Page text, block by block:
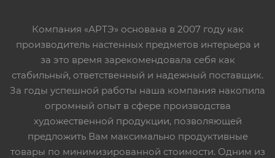
Компания «АРТЭ» основана в 2007 году как
производитель настенных предметов интерьера и
за это время зарекомендовала себя как
стабильный, ответственный и надежный поставщик.
За годы успешной работы наша компания накопила
огромный опыт в сфере производства
художественной продукции, позволяющей
предложить Вам максимально продуктивные
товары по минимизированной стоимости. Одним из